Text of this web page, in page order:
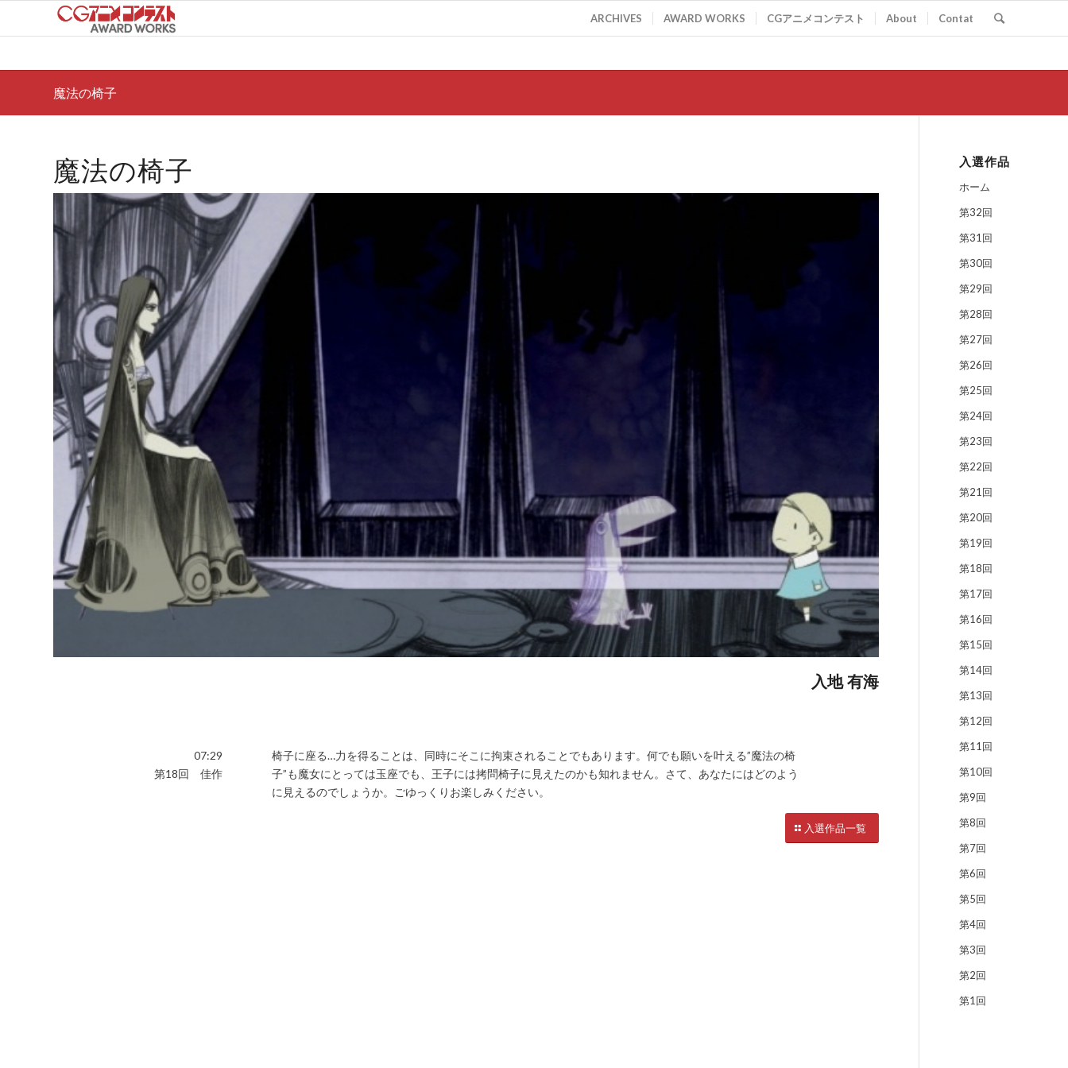
ARCHIVES AWARD WORKS CGアニメコンテスト About Contat
魔法の椅子
魔法の椅子
入地 有海
07:29
第18回 佳作
椅子に座る…力を得ることは、同時にそこに拘束されることでもあります。何でも願いを叶える”魔法の椅
子”も魔女にとっては玉座でも、王子には拷問椅子に見えたのかも知れません。さて、あなたにはどのよう
に見えるのでしょうか。ごゆっくりお楽しみください。
入選作品一覧
入選作品
ホーム
第32回
第31回
第30回
第29回
第28回
第27回
第26回
第25回
第24回
第23回
第22回
第21回
第20回
第19回
第18回
第17回
第16回
第15回
第14回
第13回
第12回
第11回
第10回
第9回
第8回
第7回
第6回
第5回
第4回
第3回
第2回
第1回